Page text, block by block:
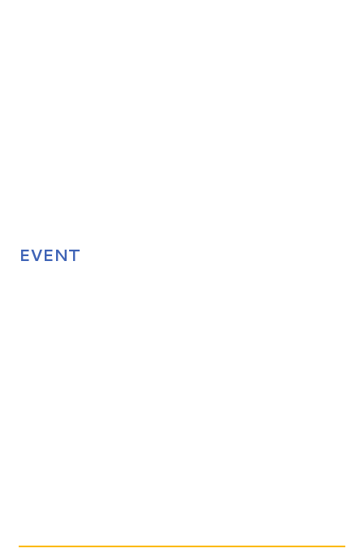
EVENT